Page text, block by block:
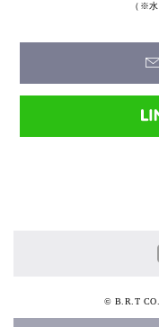
（※
© B.R.T